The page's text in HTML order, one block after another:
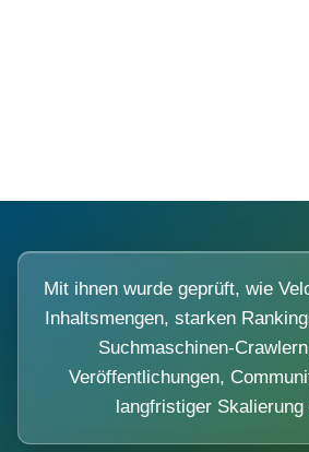
Mit ihnen wurde geprüft, wie
Inhaltsmengen, starken
Suchmaschinen-
Veröffentlichungen,
langfristiger Skalierung